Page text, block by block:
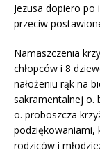
Jezusa dopiero
przeciw
Namaszczenia
chłopców i 8
nałożeniu rąk na
sakramentalnej o.
o. proboszcza
podziękowaniami,
rodziców i